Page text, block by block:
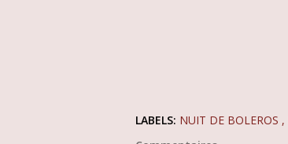
LABELS: NUIT DE BOLEROS